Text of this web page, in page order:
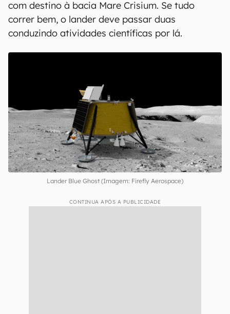
Landers Blue Ghost e Hakuto-
R
lançado em janeiro. Um dos seus “passageiros”
lander Blue Ghost, da Firefly Aeroespace,
que vai ser enviado em uma missão de 60 dias
com destino à bacia Mare Crisium. Se tudo
correr bem, o lander deve passar duas
conduzindo atividades científicas por lá.